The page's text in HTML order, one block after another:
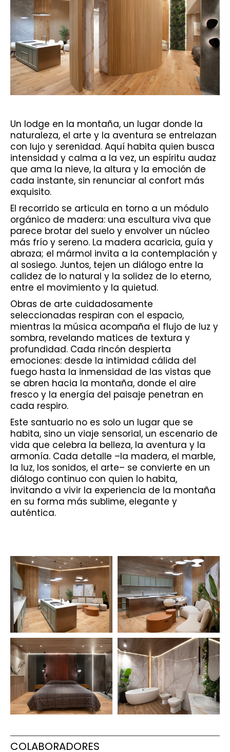
Un lodge en la montaña, un lugar donde la
naturaleza, el arte y la aventura se entrelazan
con lujo y serenidad. Aquí habita quien busca
intensidad y calma a la vez, un espíritu audaz
que ama la nieve, la altura y la emoción de
cada instante, sin renunciar al confort más
exquisito.
El recorrido se articula en torno a un módulo
orgánico de madera: una escultura viva que
parece brotar del suelo y envolver un núcleo
más frío y sereno. La madera acaricia, guía y
abraza; el mármol invita a la contemplación y
al sosiego. Juntos, tejen un diálogo entre la
calidez de lo natural y la solidez de lo eterno,
entre el movimiento y la quietud.
Obras de arte cuidadosamente
seleccionadas respiran con el espacio,
mientras la música acompaña el flujo de luz y
sombra, revelando matices de textura y
profundidad. Cada rincón despierta
emociones: desde la intimidad cálida del
fuego hasta la inmensidad de las vistas que
se abren hacia la montaña, donde el aire
fresco y la energía del paisaje penetran en
cada respiro.
Este santuario no es solo un lugar que se
habita, sino un viaje sensorial, un escenario de
vida que celebra la belleza, la aventura y la
armonía. Cada detalle –la madera, el marble,
la luz, los sonidos, el arte– se convierte en un
diálogo continuo con quien lo habita,
invitando a vivir la experiencia de la montaña
en su forma más sublime, elegante y
auténtica.
COLABORADORES